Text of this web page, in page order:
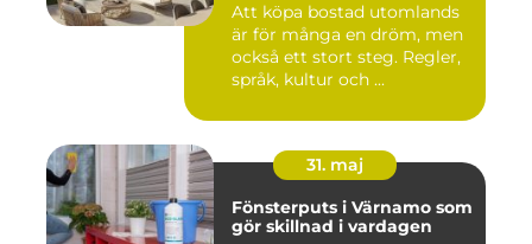
Att köpa bostad utomlands
är för många en dröm, men
också ett stort steg. Regler,
språk, kultur och ...
31. maj
Fönsterputs i Värnamo som
gör skillnad i vardagen